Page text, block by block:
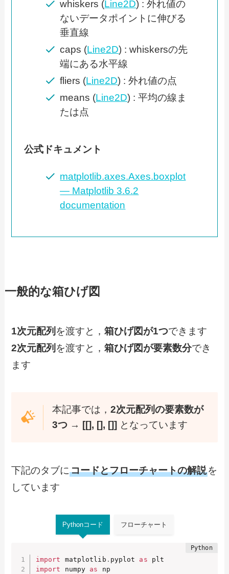
whiskers (Line2D) : 外れ値の
ないデータポイントに伸びる
垂直線
caps (Line2D) : whiskersの先
端にある水平線
fliers (Line2D) : 外れ値の点
means (Line2D) : 平均の線ま
たは点
公式ドキュメント
matplotlib.axes.Axes.boxplot
— Matplotlib 3.6.2
documentation
一般的な箱ひげ図
1次元配列 を渡すと，箱ひげ図が1つできます
2次元配列 を渡すと，箱ひげ図が要素数分でき
ます
本記事では，2次元配列の要素数が
3つ → [[], [], []] となっています
下記のタブにコードとフローチャートの解説を
しています
Pythonコード フローチャート
import matplotlib . pyplot as
import numpy as np